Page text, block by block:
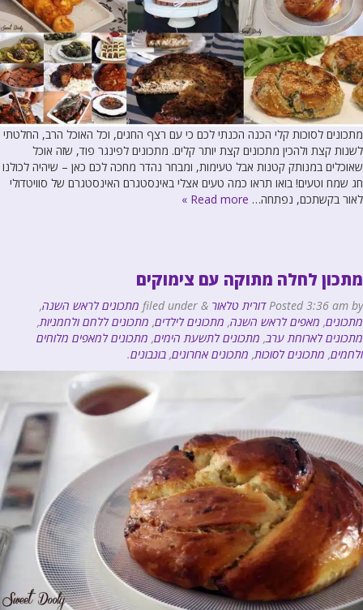
מתכונים לסוכות קלי הכנה הכנתי לכם כי עם רצף החגים, וכל האוכל הרב, החלטתי
לשנות קצת ולהכין מתכונים קצת יותר קלים. מתכונים לפינגר פוד, שזה אוכל
שאוכלים במנותק קטנות אבל טעימות, ומבחר נהדר מחכה לכם כאן – שיהיה לכולנו
חג שמח וטעים! בואו תראו כמה טעים אצלי באינסטגרם האינסטגרם של סוויטדולי
לאור בקשתכם, נפתחה… Read more »
מתכון לחלה מתוקה עם צימוקים
Posted3:36 am by דורית טלאור & מתכונים לראש השנה,
מתכונים, מאפים לראש השנה, מתכונים לילדים, מתכונים ללחם ולחמניות,
מתכונים לארוחת ערב, מתכונים לתשעת הימים, מתכונים למאפים מלוחים
ולחמים, מתכונים לסוכות, מתכונים אחרונים, בונבונים.